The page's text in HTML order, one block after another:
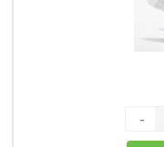
-